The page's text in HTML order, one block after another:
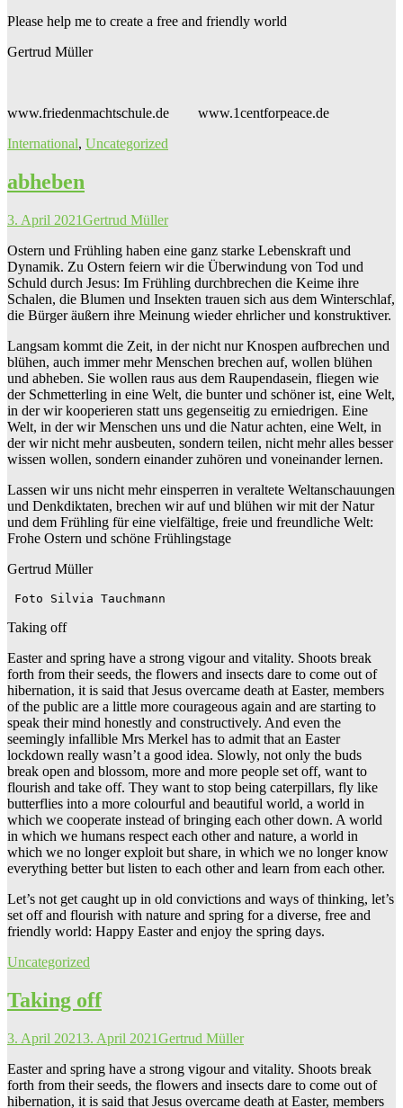
Please help me to create a free and friendly world
Gertrud Müller
www.friedenmachtschule.de www.1centforpeace.de
International, Uncategorized
abheben
3. April 2021Gertrud Müller
Ostern und Frühling haben eine ganz starke Lebenskraft und
Dynamik. Zu Ostern feiern wir die Überwindung von Tod und
Schuld durch Jesus: Im Frühling durchbrechen die Keime ihre
Schalen, die Blumen und Insekten trauen sich aus dem Winterschlaf,
die Bürger äußern ihre Meinung wieder ehrlicher und konstruktiver.
Langsam kommt die Zeit, in der nicht nur Knospen aufbrechen und
blühen, auch immer mehr Menschen brechen auf, wollen blühen
und abheben. Sie wollen raus aus dem Raupendasein, fliegen wie
der Schmetterling in eine Welt, die bunter und schöner ist, eine Welt,
in der wir kooperieren statt uns gegenseitig zu erniedrigen. Eine
Welt, in der wir Menschen uns und die Natur achten, eine Welt, in
der wir nicht mehr ausbeuten, sondern teilen, nicht mehr alles besser
wissen wollen, sondern einander zuhören und voneinander lernen.
Lassen wir uns nicht mehr einsperren in veraltete Weltanschauungen
und Denkdiktaten, brechen wir auf und blühen wir mit der Natur
und dem Frühling für eine vielfältige, freie und freundliche Welt:
Frohe Ostern und schöne Frühlingstage
Gertrud Müller
Foto Silvia Tauchmann
Taking off
Easter and spring have a strong vigour and vitality. Shoots break
forth from their seeds, the flowers and insects dare to come out of
hibernation, it is said that Jesus overcame death at Easter, members
of the public are a little more courageous again and are starting to
speak their mind honestly and constructively. And even the
seemingly infallible Mrs Merkel has to admit that an Easter
lockdown really wasn’t a good idea. Slowly, not only the buds
break open and blossom, more and more people set off, want to
flourish and take off. They want to stop being caterpillars, fly like
butterflies into a more colourful and beautiful world, a world in
which we cooperate instead of bringing each other down. A world
in which we humans respect each other and nature, a world in
which we no longer exploit but share, in which we no longer know
everything better but listen to each other and learn from each other.
Let’s not get caught up in old convictions and ways of thinking, let’s
set off and flourish with nature and spring for a diverse, free and
friendly world: Happy Easter and enjoy the spring days.
Uncategorized
Taking off
3. April 20213. April 2021Gertrud Müller
Easter and spring have a strong vigour and vitality. Shoots break
forth from their seeds, the flowers and insects dare to come out of
hibernation, it is said that Jesus overcame death at Easter, members